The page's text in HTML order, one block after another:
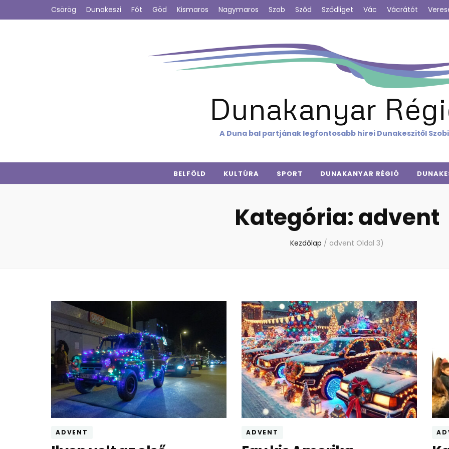
Csörög Dunakeszi Fót Göd Kismaros Nagymaros Szob Sződ Sződliget Vác Vácrátót
Dunakanyar
A Duna bal partjának legfontosabb hírei Dunakeszitől
BELFÖLD KULTÚRA SPORT DUNAKANYAR RÉGIÓ
Kategória:advent
Kezdőlap / advent Oldal 3)
ADVENT ADVENT